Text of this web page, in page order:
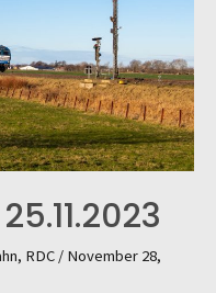
, RDC / November 28,